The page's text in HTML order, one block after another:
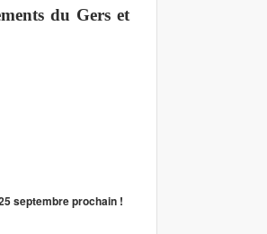
du Gers et
septembre prochain !